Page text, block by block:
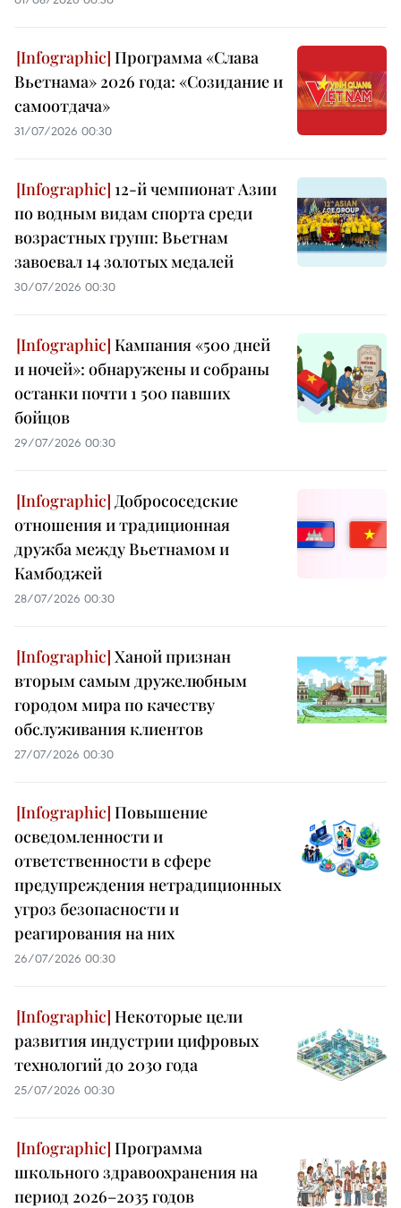
Программа «Слава
Вьетнама» 2026 года: «Созидание и
самоотдача»
31/07/2026 00:30
12-й чемпионат Азии
по водным видам спорта среди
возрастных групп: Вьетнам
завоевал 14 золотых медалей
30/07/2026 00:30
Кампания «500 дней
и ночей»: обнаружены и собраны
останки почти 1 500 павших
бойцов
29/07/2026 00:30
Добрососедские
отношения и традиционная
дружба между Вьетнамом и
Камбоджей
28/07/2026 00:30
Ханой признан
вторым самым дружелюбным
городом мира по качеству
обслуживания клиентов
27/07/2026 00:30
Повышение
осведомленности и
ответственности в сфере
предупреждения нетрадиционных
угроз безопасности и
реагирования на них
26/07/2026 00:30
Некоторые цели
развития индустрии цифровых
технологий до 2030 года
25/07/2026 00:30
Программа
школьного здравоохранения на
период 2026–2035 годов